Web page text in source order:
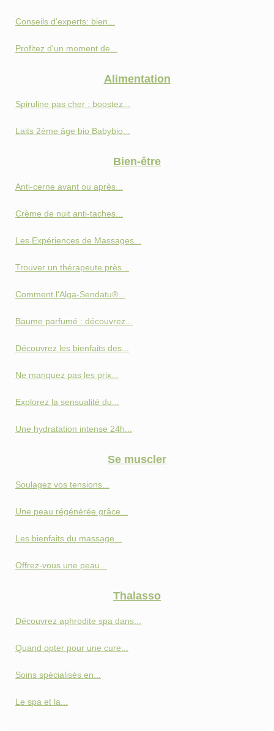
Conseils d'experts: bien...
Profitez d'un moment de...
Alimentation
Spiruline pas cher : boostez...
Laits 2ème âge bio Babybio...
Bien-être
Anti‑cerne avant ou après...
Crème de nuit anti-taches...
Les Expériences de Massages...
Trouver un thérapeute près...
Comment l'Alga-Sendatu®...
Baume parfumé : découvrez...
Découvrez les bienfaits des...
Ne manquez pas les prix...
Explorez la sensualité du...
Une hydratation intense 24h...
Se muscler
Soulagez vos tensions...
Une peau régénérée grâce...
Les bienfaits du massage...
Offrez-vous une peau...
Thalasso
Découvrez aphrodite spa dans...
Quand opter pour une cure...
Soins spécialisés en...
Le spa et la...